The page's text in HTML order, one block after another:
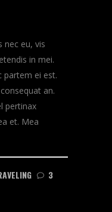
nec eu, vis
in mei.
partem ei est.
an.
pertinax
et. Mea
3